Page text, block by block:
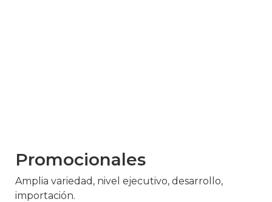
Promocionales
Amplia variedad, nivel ejecutivo, desarrollo,
importación.